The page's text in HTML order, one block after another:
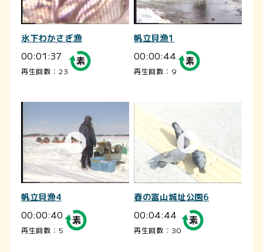
氷下わかさぎ漁
00:01:37
再生回数：23
帆立貝漁1
00:00:44
再生回数：9
帆立貝漁4
00:00:40
再生回数：5
春の富山城址公園6
00:04:44
再生回数：30